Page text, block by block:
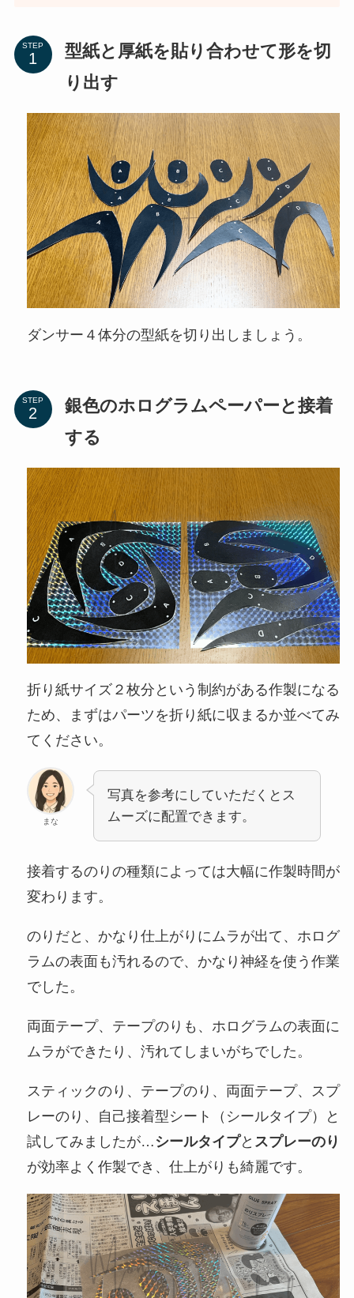
STEP
型紙と厚紙を貼り合わせて形を切
り出す
ダンサー４体分の型紙を切り出しましょう。
STEP
銀色のホログラムペーパーと接着
する
折り紙サイズ２枚分という制約がある作製になる
ため、まずはパーツを折り紙に収まるか並べてみ
てください。
まな
写真を参考にしていただくとス
ムーズに配置できます。
接着するのりの種類によっては大幅に作製時間が
変わります。
のりだと、かなり仕上がりにムラが出て、ホログ
ラムの表面も汚れるので、かなり神経を使う作業
でした。
両面テープ、テープのりも、ホログラムの表面に
ムラができたり、汚れてしまいがちでした。
スティックのり、テープのり、両面テープ、スプ
レーのり、自己接着型シート（シールタイプ）と
試してみましたが… シールタイプと スプレーのり
が効率よく作製でき、仕上がりも綺麗です。